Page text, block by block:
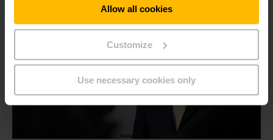
Allow all cookies
Customize
Use necessary cookies only